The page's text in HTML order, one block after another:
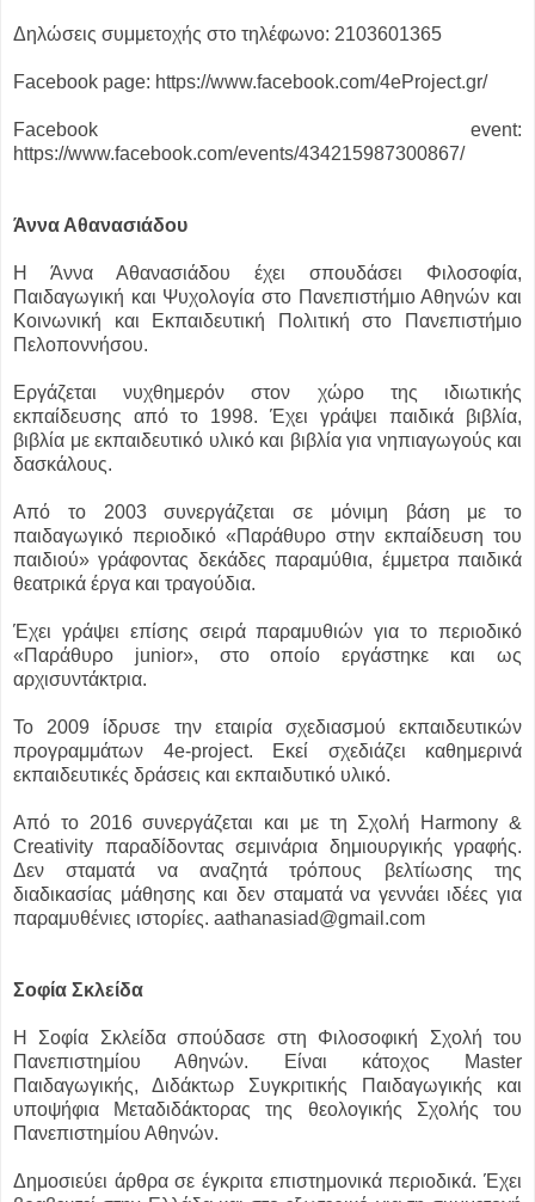
Δηλώσεις συμμετοχής στο τηλέφωνο: 2103601365
Facebook page: https://www.facebook.com/4eProject.gr/
Facebook event:
https://www.facebook.com/events/434215987300867/
Άννα Αθανασιάδου
Η Άννα Αθανασιάδου έχει σπουδάσει Φιλοσοφία,
Παιδαγωγική και Ψυχολογία στο Πανεπιστήμιο Αθηνών και
Κοινωνική και Εκπαιδευτική Πολιτική στο Πανεπιστήμιο
Πελοποννήσου.
Εργάζεται νυχθημερόν στον χώρο της ιδιωτικής
εκπαίδευσης από το 1998. Έχει γράψει παιδικά βιβλία,
βιβλία με εκπαιδευτικό υλικό και βιβλία για νηπιαγωγούς και
δασκάλους.
Από το 2003 συνεργάζεται σε μόνιμη βάση με το
παιδαγωγικό περιοδικό «Παράθυρο στην εκπαίδευση του
παιδιού» γράφοντας δεκάδες παραμύθια, έμμετρα παιδικά
θεατρικά έργα και τραγούδια.
Έχει γράψει επίσης σειρά παραμυθιών για το περιοδικό
«Παράθυρο junior», στο οποίο εργάστηκε και ως
αρχισυντάκτρια.
Το 2009 ίδρυσε την εταιρία σχεδιασμού εκπαιδευτικών
προγραμμάτων 4e-project. Εκεί σχεδιάζει καθημερινά
εκπαιδευτικές δράσεις και εκπαιδυτικό υλικό.
Από το 2016 συνεργάζεται και με τη Σχολή Harmony &
Creativity παραδίδοντας σεμινάρια δημιουργικής γραφής.
Δεν σταματά να αναζητά τρόπους βελτίωσης της
διαδικασίας μάθησης και δεν σταματά να γεννάει ιδέες για
παραμυθένιες ιστορίες. aathanasiad@gmail.com
Σοφία Σκλείδα
Η Σοφία Σκλείδα σπούδασε στη Φιλοσοφική Σχολή του
Πανεπιστημίου Αθηνών. Είναι κάτοχος Master
Παιδαγωγικής, Διδάκτωρ Συγκριτικής Παιδαγωγικής και
υποψήφια Μεταδιδάκτορας της θεολογικής Σχολής του
Πανεπιστημίου Αθηνών.
Δημοσιεύει άρθρα σε έγκριτα επιστημονικά περιοδικά. Έχει